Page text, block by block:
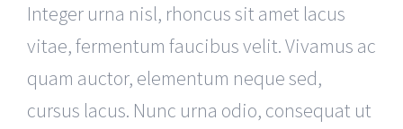
Integer urna nisl, rhoncus sit amet lacus
vitae, fermentum faucibus velit. Vivamus ac
quam auctor, elementum neque sed,
cursus lacus. Nunc urna odio, consequat ut